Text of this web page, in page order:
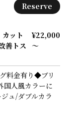
Reserve
カット
善トス
¥22,000
～
料金有り◆ブリ
国人風カラーに
ュ/ダブルカラ